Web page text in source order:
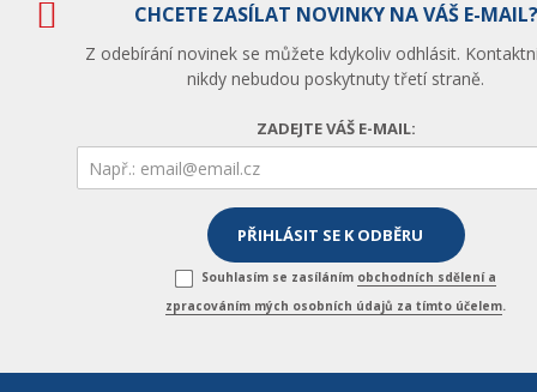
CHCETE ZASÍLAT NOVINKY NA VÁŠ E-MAIL?
Z odebírání novinek se můžete kdykoliv odhlásit.
nikdy nebudou poskytnuty třetí straně.
ZADEJTE VÁŠ E-MAIL:
Souhlasím se zasíláním obchodních sdělení a
zpracováním mých osobních údajů za tímto účelem.